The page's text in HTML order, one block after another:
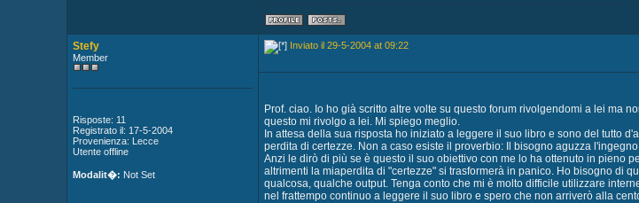
Stefy
Member
Risposte: 11
Registrato il: 17-5-2004
Provenienza: Lecce
Utente offline
Modalit�: Not Set
Inviato il 29-5-2004 at 09:22
Prof. ciao. Io ho già scritto altre volte su questo forum rivolgendomi a lei ma
questo mi rivolgo a lei. Mi spiego meglio.
In attesa della sua risposta ho iniziato a leggere il suo libro e sono del tutto
perdita di certezze. Non a caso esiste il proverbio: Il bisogno aguzza
Anzi le dirò di più se è questo il suo obiettivo con me lo ha ottenuto in pieno
altrimenti la miaperdita di "certezze" si trasformerà in panico. Ho bisogno di
qualcosa, qualche output. Tenga conto che mi è molto difficile utilizzare
nel frattempo continuo a leggere il suo libro e spero che non arriverò alla